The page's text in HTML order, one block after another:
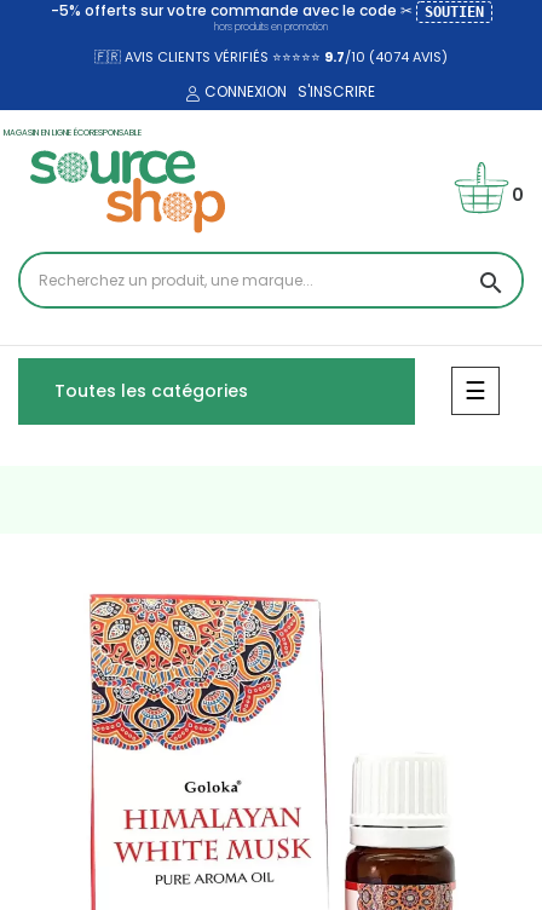
-5% offerts sur votre commande avec le code ✂ SOUTIEN
hors produits en promotion
🇫🇷 AVIS CLIENTS VÉRIFIÉS ⭐⭐⭐⭐⭐ 9.7/10 (4074AVIS)
CONNEXION S'INSCRIRE
MAGASIN EN LIGNE ÉCORESPONSABLE
search
0
Toutes les catégories ☰